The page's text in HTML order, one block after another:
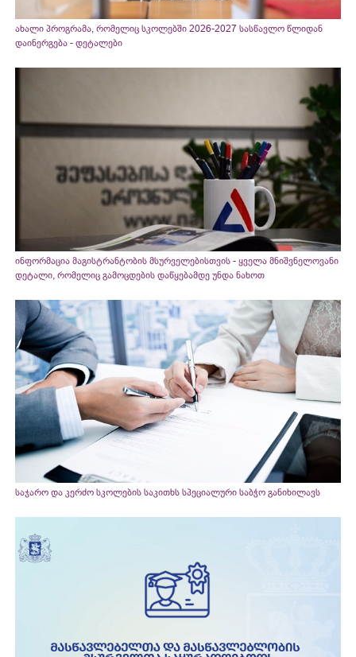
ახალი პროგრამა, რომელიც სკოლებში 2026-2027 სასწავლო წლიდან
დაინერგება - დეტალები
ინფორმაცია მაგისტრანტობის მსურველებისთვის - ყველა მნიშვნელოვანი
დეტალი, რომელიც გამოცდების დაწყებამდე უნდა ნახოთ
საჯარო და კერძო სკოლების საკითხს სპეციალური საბჭო განიხილავს